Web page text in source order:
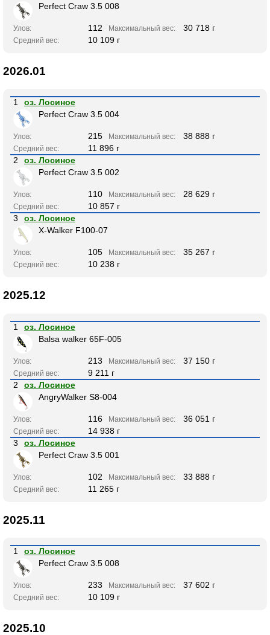
Perfect Craw 3.5 008
Улов: 112 Максимальный вес: 30 718 г
Средний вес: 10 109 г
2026.01
1
оз. Лосиное
Perfect Craw 3.5 004
Улов: 215 Максимальный вес: 38 888 г
Средний вес:
11 896 г
2
оз. Лосиное
Perfect Craw 3.5 002
Улов: 110 Максимальный вес: 28 629 г
Средний вес:
10 857 г
3
оз. Лосиное
X-Walker F100-07
Улов: 105 Максимальный вес: 35 267 г
Средний вес: 10 238 г
2025.12
1
оз. Лосиное
Balsa walker 65F-005
Улов: 213 Максимальный вес: 37 150 г
Средний вес:
9 211 г
2
оз. Лосиное
AngryWalker S8-004
Улов: 116 Максимальный вес: 36 051 г
Средний вес:
14 938 г
3
оз. Лосиное
Perfect Craw 3.5 001
Улов: 102 Максимальный вес: 33 888 г
Средний вес: 11 265 г
2025.11
1
оз. Лосиное
Perfect Craw 3.5 008
Улов: 233 Максимальный вес: 37 602 г
Средний вес: 10 109 г
2025.10